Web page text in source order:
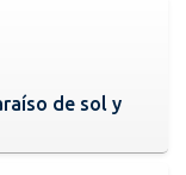
de sol y